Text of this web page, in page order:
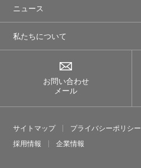
ニュース
私たちについて
お問い合わせ
メール
サイトマップ プライバシーポリシー
採⽤情報
企業情報